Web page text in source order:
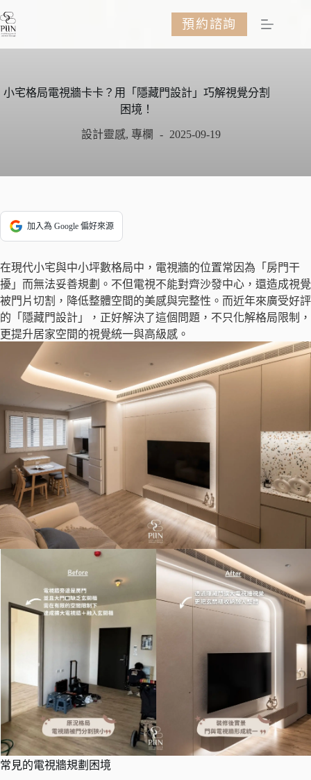
至
容
預約諮詢
小宅格局電視牆卡卡？用「隱藏門設計」巧解視覺分割
困境！
設計靈感, 專欄 2025-09-19
加入為 Google 偏好來源
在現代小宅與中小坪數格局中，電視牆的位置常因為「房門干
擾」而無法妥善規劃。不但電視不能對齊沙發中心，還造成視覺
被門片切割，降低整體空間的美感與完整性。而近年來廣受好評
的「隱藏門設計」，正好解決了這個問題，不只化解格局限制，
更提升居家空間的視覺統一與高級感。
常見的電視牆規劃困境